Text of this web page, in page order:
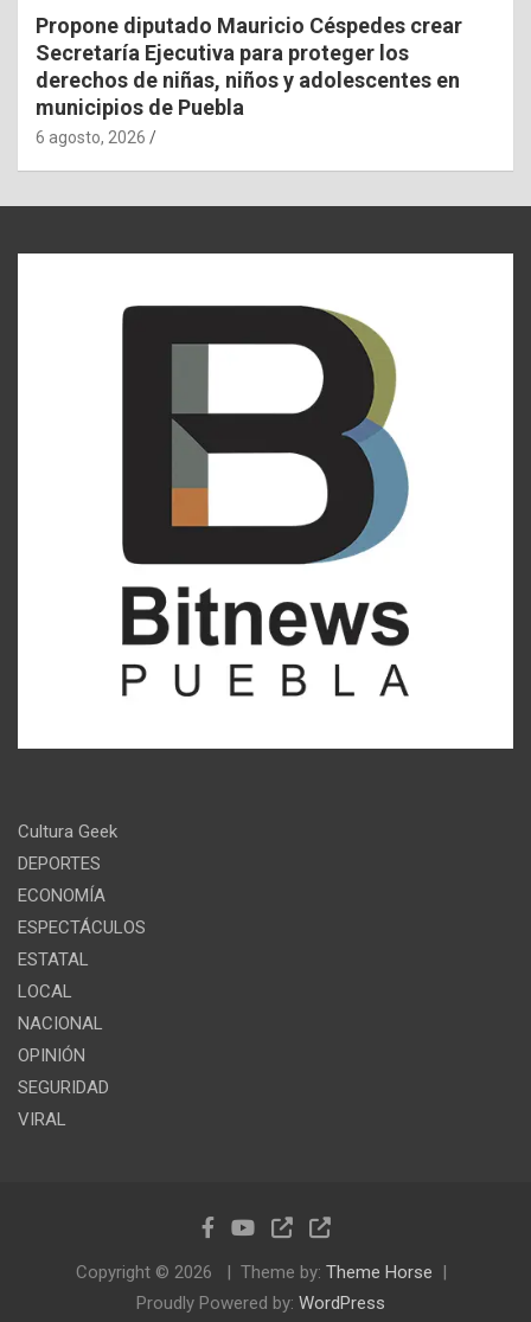
Propone diputado Mauricio Céspedes crear
Secretaría Ejecutiva para proteger los
derechos de niñas, niños y adolescentes en
municipios de Puebla
6 agosto, 2026
Cultura Geek
DEPORTES
ECONOMÍA
ESPECTÁCULOS
ESTATAL
LOCAL
NACIONAL
OPINIÓN
SEGURIDAD
VIRAL
Copyright © 2026 Theme by: Theme Horse
Proudly Powered by: WordPress